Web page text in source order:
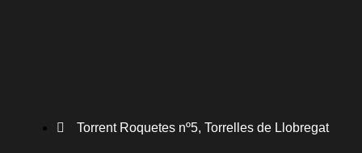
Torrent Roquetes nº5, Torrelles de Llobregat